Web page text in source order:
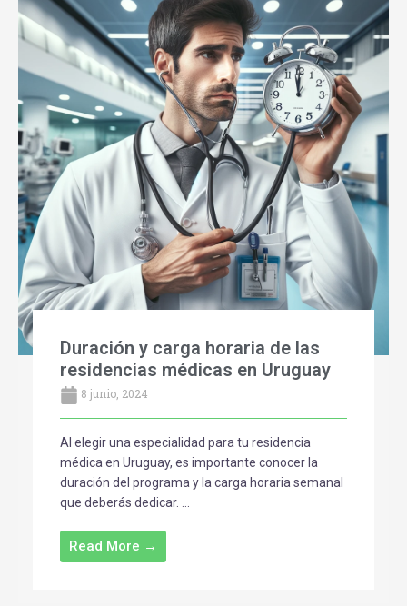
Duración y carga horaria de las
residencias médicas en Uruguay
8 junio, 2024
Al elegir una especialidad para tu residencia
médica en Uruguay, es importante conocer la
duración del programa y la carga horaria semanal
que deberás dedicar. ...
Read More →